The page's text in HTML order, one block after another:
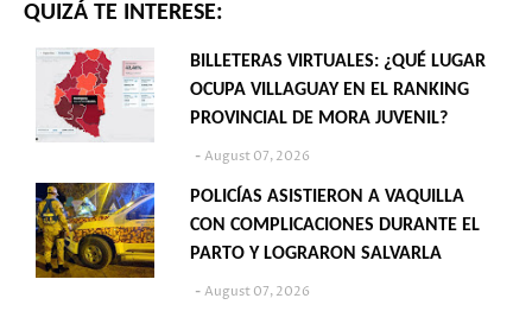
QUIZÁ TE INTERESE:
BILLETERAS VIRTUALES: ¿QUÉ LUGAR
OCUPA VILLAGUAY EN EL RANKING
PROVINCIAL DE MORA JUVENIL?
August 07, 2026
POLICÍAS ASISTIERON A VAQUILLA
CON COMPLICACIONES DURANTE EL
PARTO Y LOGRARON SALVARLA
August 07, 2026